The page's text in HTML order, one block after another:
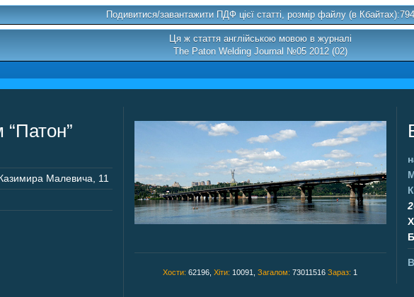
Подивитися/завантажити ПДФ цієї статті, розмір файлу (в Кбайтах):794
Ця ж стаття англійською мовою в журналі
The Paton Welding Journal №05 2012 (02)
Малевича, 11
Хости:62196,Хіти: 10091,Загалом:73011516 Зараз: 1